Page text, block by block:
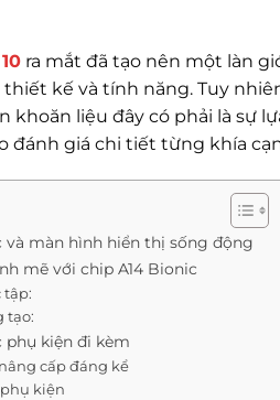
ra mắt đã tạo nên một làn
thiết kế và tính năng. Tuy
khoăn liệu đây có phải là sự
đánh giá chi tiết từng khía
và màn hình hiển thị sống động
mẽ với chip A14 Bionic
tập:
tạo:
phụ kiện đi kèm
cấp đáng kể
kiện